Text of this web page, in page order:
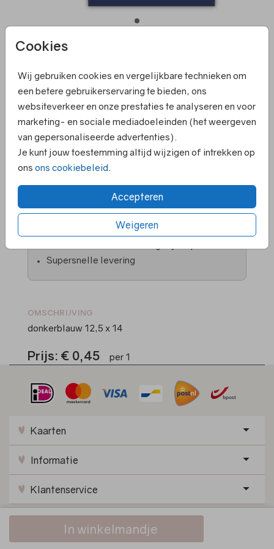
Cookies
Wij gebruiken cookies en vergelijkbare technieken om
een betere gebruikerservaring te bieden, ons
websiteverkeer en onze prestaties te analyseren en voor
marketing- en sociale mediadoeleinden (het weergeven
van gepersonaliseerde advertenties).
Je kunt jouw toestemming altijd wijzigen of intrekken op
ons ons cookiebeleid.
Accepteren
Weigeren
Donkerblauw 12,5 X 14
Aantal Prijs: € 0,45
In winkelmandje
Elk kaartje is om te zetten naar een ander
formaat
Persoonlijk contact en hulp bij ontwerpen
Ruime keuze in papiersoorten en kleuren
Supersnelle levering
OMSCHRIJVING
donkerblauw 12,5 x 14
Prijs: € 0,45 per 1
Kaarten
Informatie
Klantenservice
Privacy statement| Algemene Voorwaarden
Cookiebeleid|Klachtenregeling|© 2025 Villa Pluis